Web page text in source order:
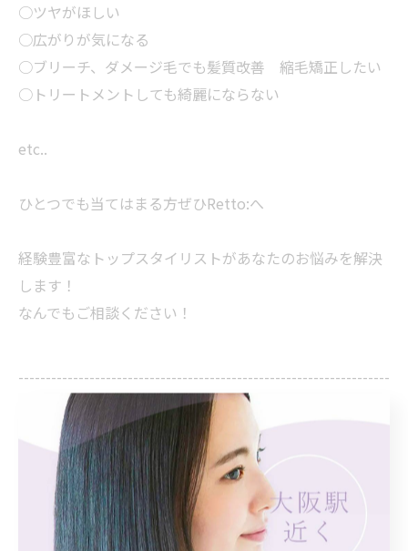
○ツヤがほしい
○広がりが気になる
○ブリーチ、ダメージ毛でも髪質改善 縮毛矯正したい
○トリートメントしても綺麗にならない
etc..
ひとつでも当てはまる方ぜひRetto:へ
経験豊富なトップスタイリストがあなたのお悩みを解決
します！
なんでもご相談ください！
--------------------------------------------------------------------
Retto:
住所 : 大阪府大阪市北区曾根崎新地１丁目５−２４
K.S北新地ビル3階
電話番号 : 06-6225-7899